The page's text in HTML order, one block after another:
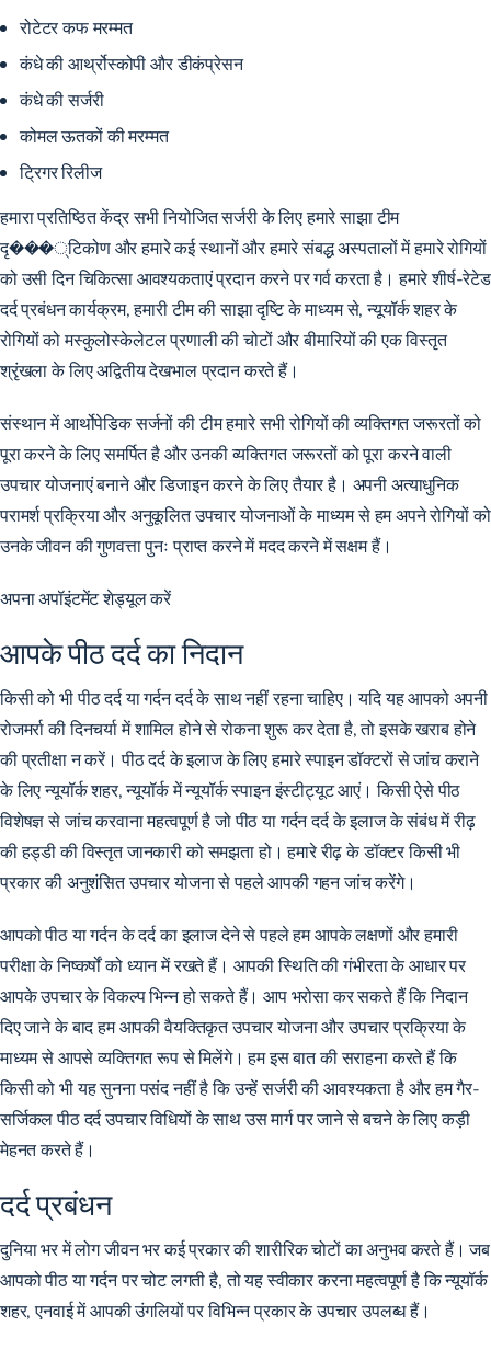
रोटेटर कफ मरम्मत
कंधे की आर्थ्रोस्कोपी और डीकंप्रेसन
कंधे की सर्जरी
कोमल ऊतकों की मरम्मत
ट्रिगर रिलीज
हमारा प्रतिष्ठित केंद्र सभी नियोजित सर्जरी के लिए हमारे साझा टीम
दृ���्टिकोण और हमारे कई स्थानों और हमारे संबद्ध अस्पतालों में हमारे रोगियों
को उसी दिन चिकित्सा आवश्यकताएं प्रदान करने पर गर्व करता है। हमारे शीर्ष-रेटेड
दर्द प्रबंधन कार्यक्रम, हमारी टीम की साझा दृष्टि के माध्यम से, न्यूयॉर्क शहर के
रोगियों को मस्कुलोस्केलेटल प्रणाली की चोटों और बीमारियों की एक विस्तृत
श्रृंखला के लिए अद्वितीय देखभाल प्रदान करते हैं।
संस्थान में आर्थोपेडिक सर्जनों की टीम हमारे सभी रोगियों की व्यक्तिगत जरूरतों को
पूरा करने के लिए समर्पित है और उनकी व्यक्तिगत जरूरतों को पूरा करने वाली
उपचार योजनाएं बनाने और डिजाइन करने के लिए तैयार है। अपनी अत्याधुनिक
परामर्श प्रक्रिया और अनुकूलित उपचार योजनाओं के माध्यम से हम अपने रोगियों को
उनके जीवन की गुणवत्ता पुनः प्राप्त करने में मदद करने में सक्षम हैं।
अपना अपॉइंटमेंट शेड्यूल करें
आपके पीठ दर्द का निदान
किसी को भी पीठ दर्द या गर्दन दर्द के साथ नहीं रहना चाहिए। यदि यह आपको अपनी
रोजमर्रा की दिनचर्या में शामिल होने से रोकना शुरू कर देता है, तो इसके खराब होने
की प्रतीक्षा न करें। पीठ दर्द के इलाज के लिए हमारे स्पाइन डॉक्टरों से जांच कराने
के लिए न्यूयॉर्क शहर, न्यूयॉर्क में न्यूयॉर्क स्पाइन इंस्टीट्यूट आएं। किसी ऐसे पीठ
विशेषज्ञ से जांच करवाना महत्वपूर्ण है जो पीठ या गर्दन दर्द के इलाज के संबंध में रीढ़
की हड्डी की विस्तृत जानकारी को समझता हो। हमारे रीढ़ के डॉक्टर किसी भी
प्रकार की अनुशंसित उपचार योजना से पहले आपकी गहन जांच करेंगे।
आपको पीठ या गर्दन के दर्द का इलाज देने से पहले हम आपके लक्षणों और हमारी
परीक्षा के निष्कर्षों को ध्यान में रखते हैं। आपकी स्थिति की गंभीरता के आधार पर
आपके उपचार के विकल्प भिन्न हो सकते हैं। आप भरोसा कर सकते हैं कि निदान
दिए जाने के बाद हम आपकी वैयक्तिकृत उपचार योजना और उपचार प्रक्रिया के
माध्यम से आपसे व्यक्तिगत रूप से मिलेंगे। हम इस बात की सराहना करते हैं कि
किसी को भी यह सुनना पसंद नहीं है कि उन्हें सर्जरी की आवश्यकता है और हम गैर-
सर्जिकल पीठ दर्द उपचार विधियों के साथ उस मार्ग पर जाने से बचने के लिए कड़ी
मेहनत करते हैं।
दर्द प्रबंधन
दुनिया भर में लोग जीवन भर कई प्रकार की शारीरिक चोटों का अनुभव करते हैं। जब
आपको पीठ या गर्दन पर चोट लगती है, तो यह स्वीकार करना महत्वपूर्ण है कि न्यूयॉर्क
शहर, एनवाई में आपकी उंगलियों पर विभिन्न प्रकार के उपचार उपलब्ध हैं।